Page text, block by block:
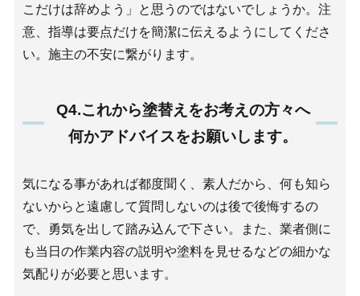
こだけは辞めよう」と思うのではないでしょうか。注
意、指導は要点だけを簡潔に伝えるようにしてくださ
い。施主の不安に繋がります。
Q4.これから塗替えをお考えの方々へ
何かアドバイスをお願いします。
気になる事があれば都度聞く、素人だから、何も知ら
ないからと遠慮して質問しないのは後で後悔するの
で、勇気を出して踏み込んで下さい。また、業者側に
も当日の作業内容の説明や塗料を見せるなどの細かな
気配りが必要と思います。